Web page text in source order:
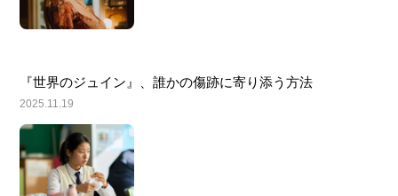
『世界のジュイン』、誰かの傷跡に寄り添う方法
2025.11.19